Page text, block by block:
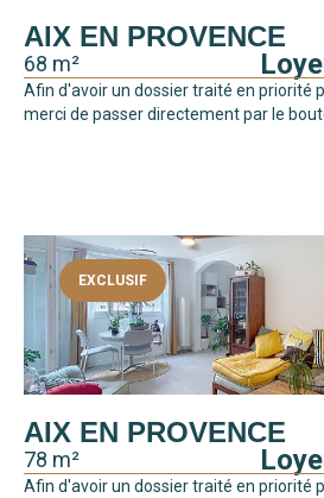
AIX EN PROVENCE
68 m²
Afin d'avoir un dossier traité en priorité
merci de passer directement par le
EXCLUSIF
AIX EN PROVENCE
78 m²
Afin d'avoir un dossier traité en priorité